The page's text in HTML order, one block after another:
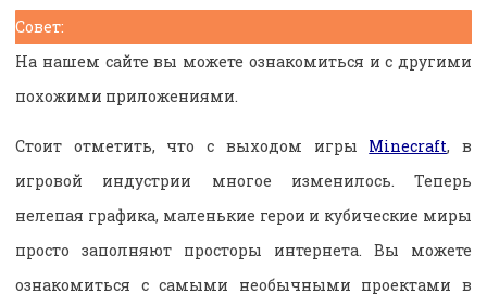
Совет:
На нашем сайте вы можете ознакомиться и с другими
похожими приложениями.
Стоит отметить, что с выходом игры Minecraft, в
игровой индустрии многое изменилось. Теперь
нелепая графика, маленькие герои и кубические миры
просто заполняют просторы интернета. Вы можете
ознакомиться с самыми необычными проектами в